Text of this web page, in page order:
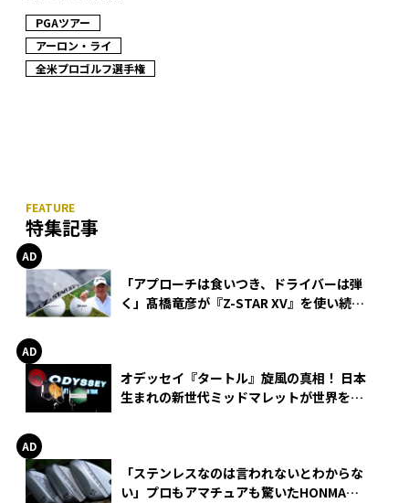
PGAツアー
アーロン・ライ
全米プロゴルフ選手権
特集記事
「アプローチは食いつき、ドライバーは弾
く」髙橋竜彦が『Z-STAR XV』を使い続け
オデッセイ『タートル』旋風の真相！ 日本
生まれの新世代ミッドマレットが世界を席
「ステンレスなのは言われないとわからな
い」プロもアマチュアも驚いたHONMA